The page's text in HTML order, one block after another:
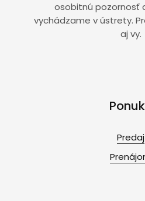
osobitnú pozornosť
vychádzame v ústrety.
aj vy.
Predaj